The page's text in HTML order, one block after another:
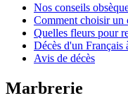
Nos conseils
Comment choisir un
Quelles fleurs pour
Décès d'un Français
Avis de décès
Marbrerie